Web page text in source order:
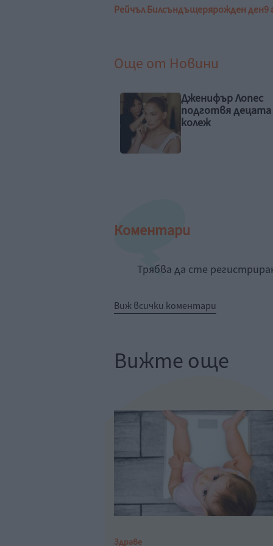
Рейчъл Билсъндъщерярожден ден9
Още от Новини
Джони Деп – царят
чудаците се
„Ебенизър: Коледна
Коментари
Трябва да сте
Виж всички коментари
Вижте още
Здраве